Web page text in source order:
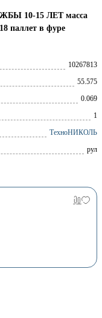
10-15 ЛЕТ масса
паллет в фуре
10267813
55.575
0.069
1
ТехноНИКОЛЬ
рул